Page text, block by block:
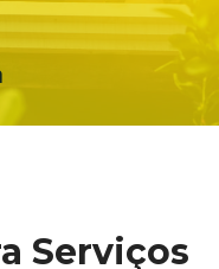
Serviços